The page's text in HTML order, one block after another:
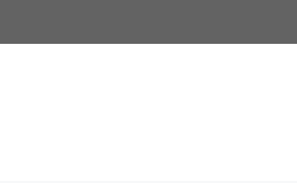
al